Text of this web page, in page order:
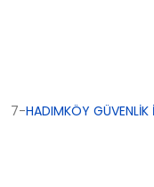
7-HADIMKÖY GÜVENLİK